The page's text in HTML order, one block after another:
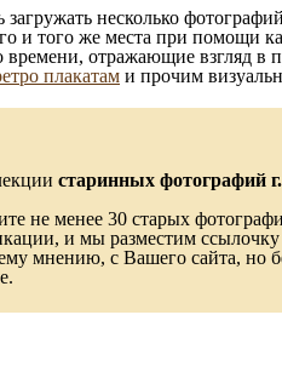
несколько
того же места при помощи
отражающие взгляд в
плакатам и прочим
старинных фотографий
не менее 30 старых
и мы разместим
мнению, с Вашего сайта, но